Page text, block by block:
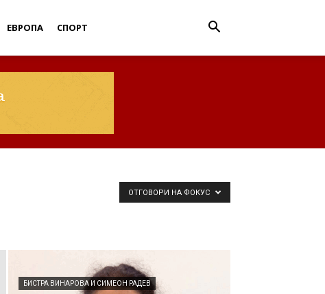
ЕВРОПА СПОРТ
ОТГОВОРИ НА ФОКУС
БИСТРА ВИНАРОВА И СИМЕОН РАДЕВ